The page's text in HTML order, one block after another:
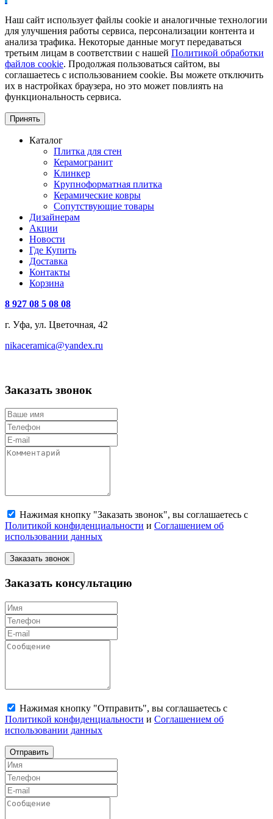
Наш сайт использует файлы cookie и аналогичные технологии
для улучшения работы сервиса, персонализации контента и
анализа трафика. Некоторые данные могут передаваться
третьим лицам в соответствии с нашей Политикой обработки
файлов cookie. Продолжая пользоваться сайтом, вы
соглашаетесь с использованием cookie. Вы можете отключить
их в настройках браузера, но это может повлиять на
функциональность сервиса.
Принять
Каталог
Плитка для стен
Керамогранит
Клинкер
Крупноформатная плитка
Керамические ковры
Сопутствующие товары
Дизайнерам
Акции
Новости
Где Купить
Доставка
Контакты
Корзина
8 927 08 5 08 08
г. Уфа, ул. Цветочная, 42
nikaceramica@yandex.ru
Заказать звонок
Нажимая кнопку "Заказать звонок", вы соглашаетесь с
Политикой конфиденциальности и Соглашением об
использовании данных
Заказать звонок
Заказать консультацию
Нажимая кнопку "Отправить", вы соглашаетесь с
Политикой конфиденциальности и Соглашением об
использовании данных
Отправить